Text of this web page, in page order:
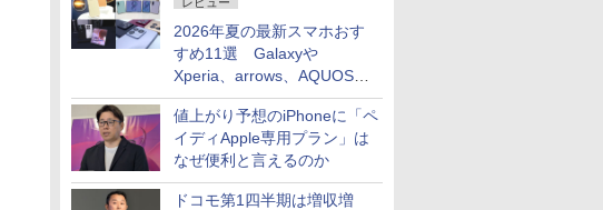
2026年夏の最新スマホおす
すめ11選 Galaxyや
Xperia、arrows、AQUOSな
ど注目機種の特徴は
値上がり予想のiPhoneに「ペ
イディApple専用プラン」は
なぜ便利と言えるのか
ドコモ第1四半期は増収増